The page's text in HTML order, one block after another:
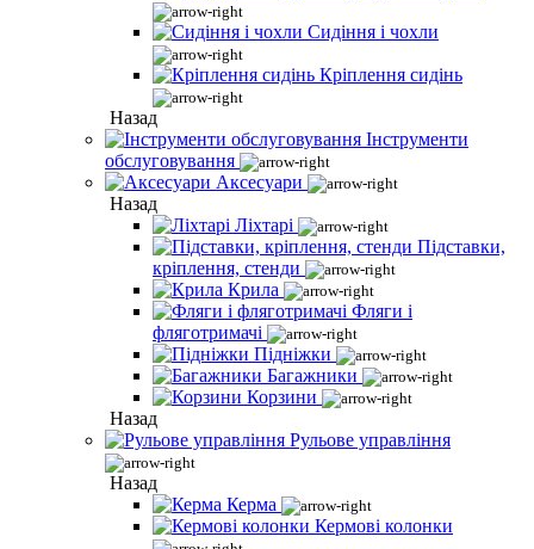
Сидіння і чохли
Кріплення сидінь
Назад
Інструменти
обслуговування
Аксесуари
Назад
Ліхтарі
Підставки,
кріплення, стенди
Крила
Фляги і
фляготримачі
Підніжки
Багажники
Корзини
Назад
Рульове управління
Назад
Керма
Кермові колонки